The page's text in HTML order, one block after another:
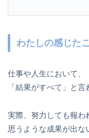
わたしの感じた
仕事や人生において、
「結果がすべて」と
実際、努力しても報わ
思うような成果が出な